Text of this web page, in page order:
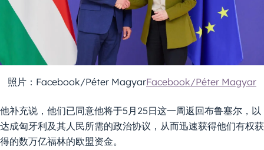
照片：Facebook/Péter MagyarFacebook/Péter Magyar
他补充说，他们已同意他将于5月25日这一周返回布鲁塞尔，以
达成匈牙利及其人民所需的政治协议，从而迅速获得他们有权获
得的数万亿福林的欧盟资金。